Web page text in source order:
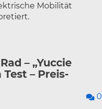
Mobilität
– „Yuccie
– Preis-
0